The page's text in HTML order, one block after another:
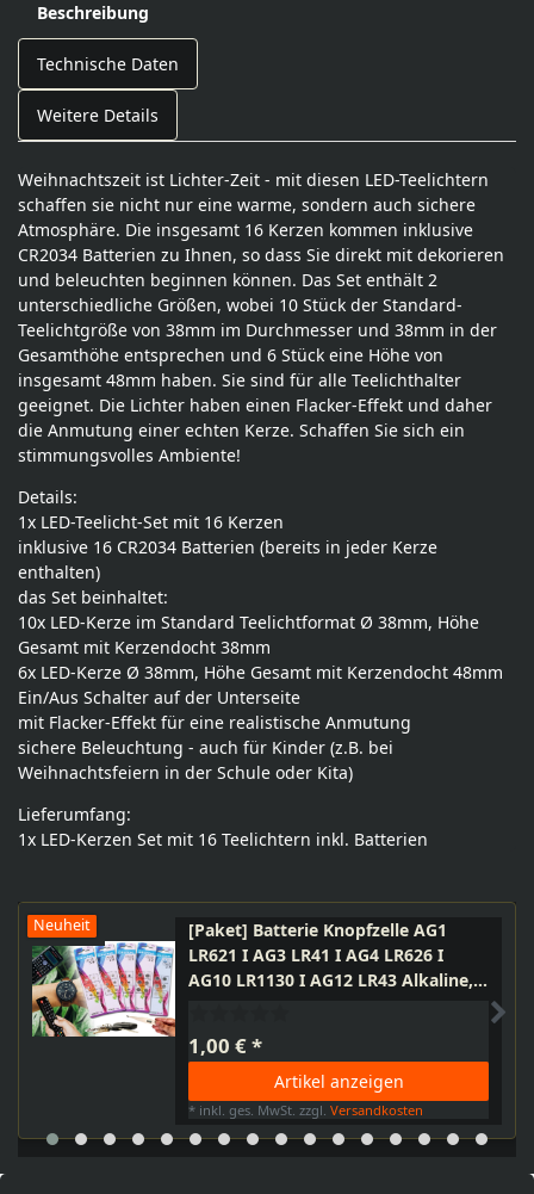
Beschreibung
Technische Daten
Weitere Details
Weihnachtszeit ist Lichter-Zeit - mit diesen LED-Teelichtern
schaffen sie nicht nur eine warme, sondern auch sichere
Atmosphäre. Die insgesamt 16 Kerzen kommen inklusive
CR2034 Batterien zu Ihnen, so dass Sie direkt mit dekorieren
und beleuchten beginnen können. Das Set enthält 2
unterschiedliche Größen, wobei 10 Stück der Standard-
Teelichtgröße von 38mm im Durchmesser und 38mm in der
Gesamthöhe entsprechen und 6 Stück eine Höhe von
insgesamt 48mm haben. Sie sind für alle Teelichthalter
geeignet. Die Lichter haben einen Flacker-Effekt und daher
die Anmutung einer echten Kerze. Schaffen Sie sich ein
stimmungsvolles Ambiente!
Details:
1x LED-Teelicht-Set mit 16 Kerzen
inklusive 16 CR2034 Batterien (bereits in jeder Kerze
enthalten)
das Set beinhaltet:
10x LED-Kerze im Standard Teelichtformat Ø 38mm, Höhe
Gesamt mit Kerzendocht 38mm
6x LED-Kerze Ø 38mm, Höhe Gesamt mit Kerzendocht 48mm
Ein/Aus Schalter auf der Unterseite
mit Flacker-Effekt für eine realistische Anmutung
sichere Beleuchtung - auch für Kinder (z.B. bei
Weihnachtsfeiern in der Schule oder Kita)
Lieferumfang:
1x LED-Kerzen Set mit 16 Teelichtern inkl. Batterien
Neuheit
[Paket] Batterie Knopfzelle AG1
LR621 I AG3 LR41 I AG4 LR626 I
AG10 LR1130 I AG12 LR43 Alkaline,
1,00 € *
Artikel anzeigen
* inkl. ges. MwSt. zzgl.Versandkosten